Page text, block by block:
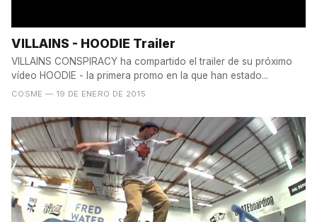
VILLAINS - HOODIE Trailer
VILLAINS CONSPIRACY ha compartido el trailer de su próximo
vídeo HOODIE - la primera promo en la que han estado...
COSME — 19 DE ENERO DE 2015